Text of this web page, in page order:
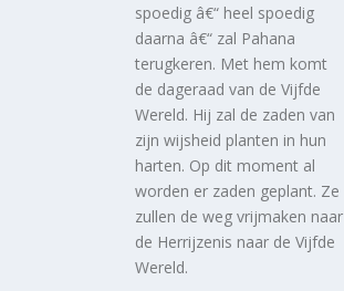
spoedig â€“ heel spoedig
daarna â€“ zal Pahana
terugkeren. Met hem komt
de dageraad van de Vijfde
Wereld. Hij zal de zaden van
zijn wijsheid planten in hun
harten. Op dit moment al
worden er zaden geplant. Ze
zullen de weg vrijmaken naar
de Herrijzenis naar de Vijfde
Wereld.